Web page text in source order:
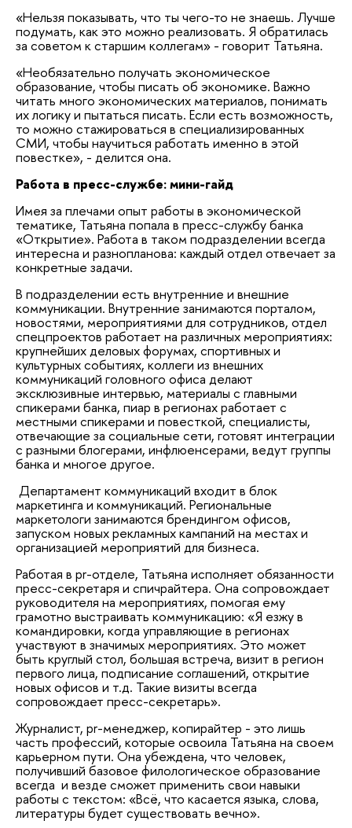
«Нельзя показывать, что ты чего-то не знаешь. Лучше
подумать, как это можно реализовать. Я обратилась
за советом к старшим коллегам» - говорит Татьяна.
«Необязательно получать экономическое
образование, чтобы писать об экономике. Важно
читать много экономических материалов, понимать
их логику и пытаться писать. Если есть возможность,
то можно стажироваться в специализированных
СМИ, чтобы научиться работать именно в этой
повестке», - делится она.
Работа в пресс-службе: мини-гайд
Имея за плечами опыт работы в экономической
тематике, Татьяна попала в пресс-службу банка
«Открытие». Работа в таком подразделении всегда
интересна и разнопланова: каждый отдел отвечает за
конкретные задачи.
В подразделении есть внутренние и внешние
коммуникации. Внутренние занимаются порталом,
новостями, мероприятиями для сотрудников, отдел
спецпроектов работает на различных мероприятиях:
крупнейших деловых форумах, спортивных и
культурных событиях, коллеги из внешних
коммуникаций головного офиса делают
эксклюзивные интервью, материалы с главными
спикерами банка, пиар в регионах работает с
местными спикерами и повесткой, специалисты,
отвечающие за социальные сети, готовят интеграции
с разными блогерами, инфлюенсерами, ведут группы
банка и многое другое.
Департамент коммуникаций входит в блок
маркетинга и коммуникаций. Региональные
маркетологи занимаются брендингом офисов,
запуском новых рекламных кампаний на местах и
организацией мероприятий для бизнеса.
Работая в pr-отделе, Татьяна исполняет обязанности
пресс-секретаря и спичрайтера. Она сопровождает
руководителя на мероприятиях, помогая ему
грамотно выстраивать коммуникацию: «Я езжу в
командировки, когда управляющие в регионах
участвуют в значимых мероприятиях. Это может
быть круглый стол, большая встреча, визит в регион
первого лица, подписание соглашений, открытие
новых офисов и т.д. Такие визиты всегда
сопровождает пресс-секретарь».
Журналист, pr-менеджер, копирайтер - это лишь
часть профессий, которые освоила Татьяна на своем
карьерном пути. Она убеждена, что человек,
получивший базовое филологическое образование
всегда и везде сможет применить свои навыки
работы с текстом: «Всё, что касается языка, слова,
литературы будет существовать вечно».